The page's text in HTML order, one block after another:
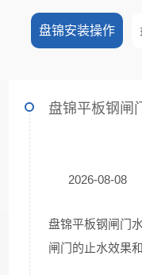
盘锦安装操作
盘锦平板钢闸
2026-08-08
盘锦平板钢闸门
闸门的止水效果